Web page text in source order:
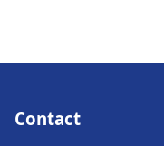
Contact